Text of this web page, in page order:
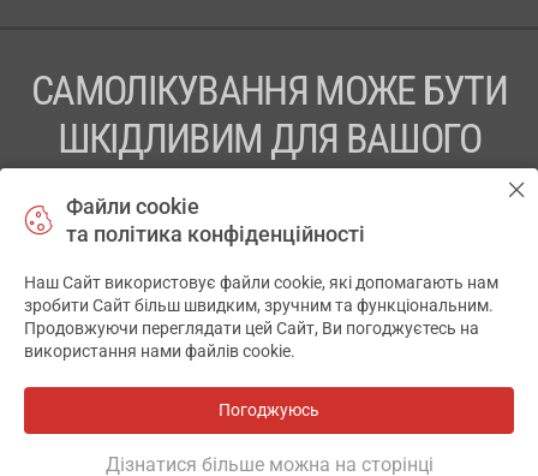
САМОЛІКУВАННЯ МОЖЕ БУТИ
ШКІДЛИВИМ ДЛЯ ВАШОГО
ПЕРЕД ЗАСТОСУВАННЯМ ПРЕПАРАТУ ПРОКОНСУЛЬТУЙТЕСЬ
ТОВ «АПТЕКА 911.ЮА» Код ЄДРПОУ 43631965.
Відмова від відповідальності
© 2014-2026. Медична інформаційна система АПТЕКА911.ЮА
Файли cookie
та політика конфіденційності
Наш Сайт використовує файли cookie, які допомагають нам
зробити Сайт більш швидким, зручним та функціональним.
Продовжуючи переглядати цей Сайт, Ви погоджуєтесь на
використання нами файлів cookie.
Погоджуюсь
Дізнатися більше можна на сторінці
✕